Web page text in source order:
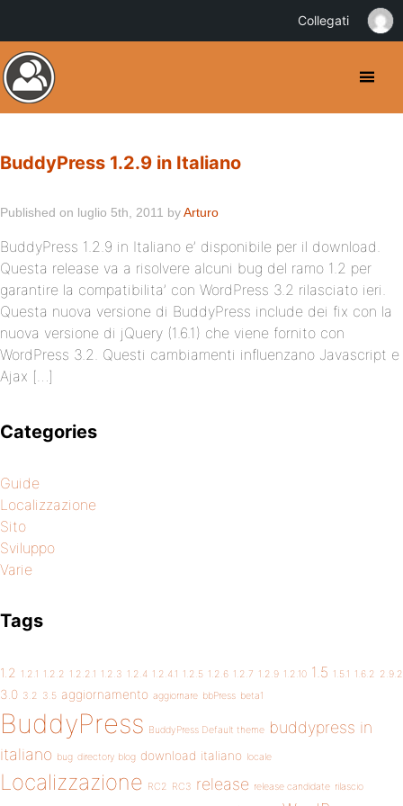
BuddyPress 1.2.9 in Italiano
Published on luglio 5th, 2011 byArturo
BuddyPress 1.2.9 in Italiano e’ disponibile per il download.
Questa release va a risolvere alcuni bug del ramo 1.2 per
garantire la compatibilita’ con WordPress 3.2 rilasciato ieri.
Questa nuova versione di BuddyPress include dei fix con la
nuova versione di jQuery (1.6.1) che viene fornito con
WordPress 3.2. Questi cambiamenti influenzano Javascript e
Ajax […]
Categories
Guide
Localizzazione
Sito
Sviluppo
Varie
Tags
1.2 1.2.1 1.2.2 1.2.2.1 1.2.3 1.2.4 1.2.4.1 1.2.5 1.2.6 1.2.7 1.2.9 1.2.10 1.5 1.5.1 1.6.2 2.9.2
3.0 3.2 3.5 aggiornamento aggiornare bbPress beta1
BuddyPress BuddyPress Default theme buddypress in
italiano bug directory blog download italiano locale
Localizzazione RC2 RC3 release release candidate rilascio
Collegati